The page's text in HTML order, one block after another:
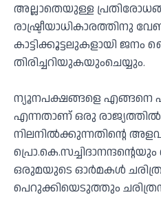
അല്ലാതെയുള്ള
രാഷ്ട്രീയാധികാരത്തിനു
കാട്ടിക്കൂട്ടലുകളായി ജനം
തിരിച്ചറിയുകയുംചെയ്യും.
ന്യൂനപക്ഷങ്ങളെ എങ്ങനെ
എന്നതാണ് ഒരു രാജ്യത്തിൽ
നിലനിൽക്കുന്നതിൻ്റെ
ഒരുമയുടെ ഓർമകള്‍
പെറുക്കിയെടുത്തും